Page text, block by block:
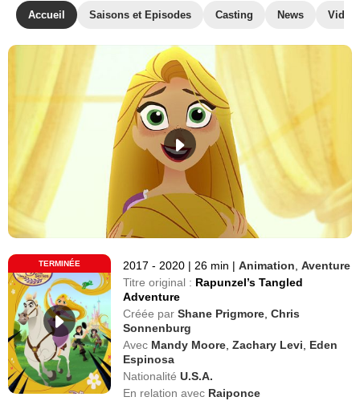
Accueil Saisons et Episodes Casting News
TERMINÉE 2017 - 2020 | 26 min | Animation ,Aventure
Titre original : Rapunzel’s Tangled
Adventure
Créée par Shane Prigmore ,Chris
Sonnenburg
Avec Mandy Moore ,Zachary Levi
Eden
Espinosa
Nationalité U.S.A.
En relation avec Raiponce